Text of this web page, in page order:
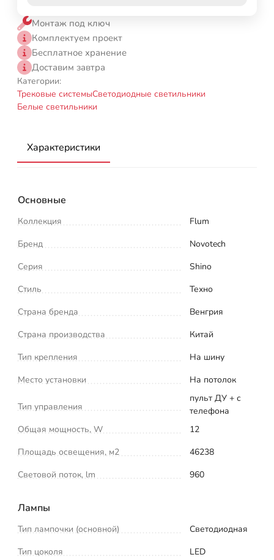
Монтаж под ключ
Комплектуем проект
Бесплатное хранение
Доставим завтра
Категории:
Трековые системыСветодиодные светильники
Белые светильники
Характеристики
Основные
Коллекция
Flum
Бренд
Novotech
Серия
Shino
Стиль
Техно
Страна бренда
Венгрия
Страна производства
Китай
Тип крепления
На шину
Место установки
На потолок
Тип управления
пульт ДУ + с
телефона
Общая мощность, W
12
Площадь освещения, м2
46238
Световой поток, lm
960
Лампы
Тип лампочки (основной)
Светодиодная
Тип цоколя
LED